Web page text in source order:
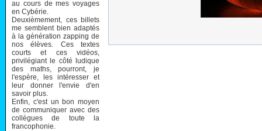
au cours de mes voyages
en Cybérie.
Deuxièmement, ces billets
me semblent bien adaptés
à la génération zapping de
nos élèves. Ces textes
courts et ces vidéos,
privilégiant le côté ludique
des maths, pourront, je
l'espère, les intéresser et
leur donner l'envie d'en
savoir plus.
Enfin, c'est un bon moyen
de communiquer avec des
collègues de toute la
francophonie.